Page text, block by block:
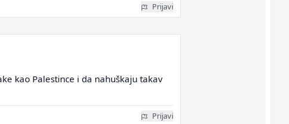
Prijavi
kao Palestince i da nahuškaju takav
Prijavi